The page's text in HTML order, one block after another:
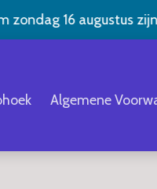
zondag 16 augustus
Algemene